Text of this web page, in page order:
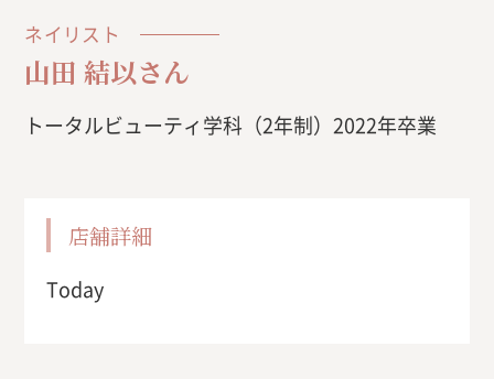
ネイリスト
山田 結以さん
トータルビューティ学科（2年制）2022年卒業
店舗詳細
Today